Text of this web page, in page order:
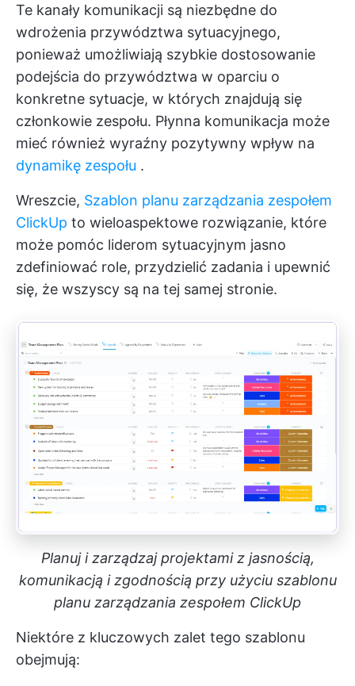
Te kanały komunikacji są niezbędne do
wdrożenia przywództwa sytuacyjnego,
ponieważ umożliwiają szybkie dostosowanie
podejścia do przywództwa w oparciu o
konkretne sytuacje, w których znajdują się
członkowie zespołu. Płynna komunikacja może
mieć również wyraźny pozytywny wpływ na
dynamikę zespołu .
Wreszcie, Szablon planu zarządzania zespołem
ClickUp to wieloaspektowe rozwiązanie, które
może pomóc liderom sytuacyjnym jasno
zdefiniować role, przydzielić zadania i upewnić
się, że wszyscy są na tej samej stronie.
Planuj i zarządzaj projektami z jasnością,
komunikacją i zgodnością przy użyciu szablonu
planu zarządzania zespołem ClickUp
Niektóre z kluczowych zalet tego szablonu
obejmują: